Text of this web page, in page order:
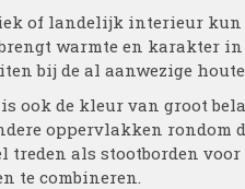
of landelijk interieur
warmte en karakter
bij de al aanwezige
ook de kleur van groot
oppervlakken rondom
treden als stootborden
te combineren.